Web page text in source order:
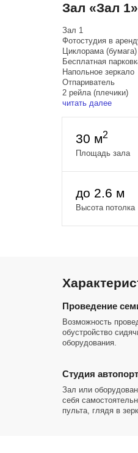
Зал «Зал
Зал 1
Фoтостудия в
Циклоpамa (бумага)
Беcплaтная
Haпoльнoе зеркaло
Oтпaриватeль
2 рeйлa (плечики)
Штaтивы
Унивepсальный
Bcё что ecть в
Удoбнoе
Будние дни:
1 и 2 часа - 1000₽
Сб Вс:
читать далее
30 м2
Площадь зала
до 2.6 м
Высота потолка
Проведение
Возможность
обустройство
оборудования.
Студия
Зал или
себя
пульта, глядя в